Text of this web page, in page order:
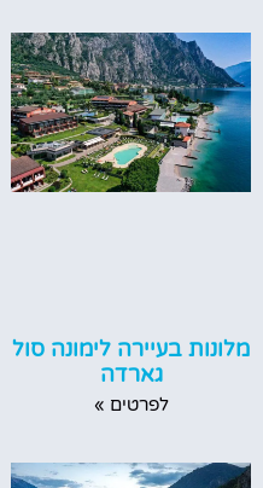
מלונות בעיירה לימונה סול
גארדה
לפרטים »